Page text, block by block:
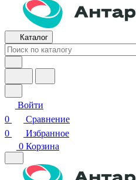
Каталог
Войти
0
Сравнение
0
Избранное
0 Корзина